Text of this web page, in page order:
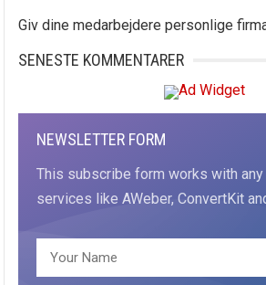
Giv dine medarbejdere personlige
SENESTE KOMMENTARER
NEWSLETTER FORM
This subscribe form works with
services like AWeber, ConvertKit